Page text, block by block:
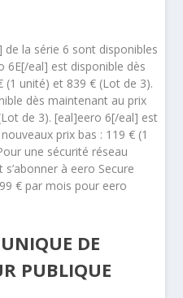
la série 6 sont disponibles
6E[/eal] est disponible dès
(1 unité) et 839 € (Lot de 3).
dès maintenant au prix
de 3). [eal]eero 6[/eal] est
prix bas : 119 € (1
une sécurité réseau
à eero Secure
€ par mois pour eero
DE
PUBLIQUE